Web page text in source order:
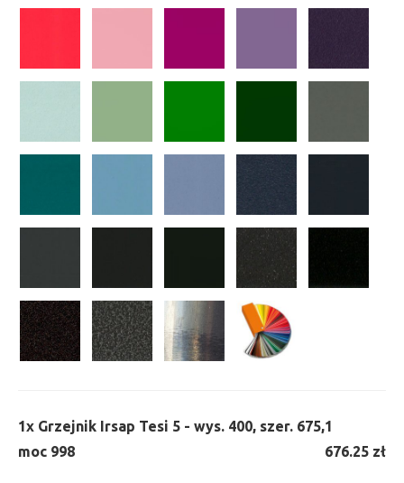
1x Grzejnik Irsap Tesi 5 - wys. 400, szer. 675,
moc 998
1
676.25 zł